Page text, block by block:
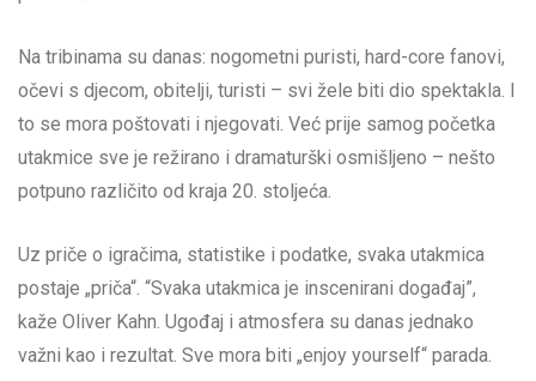
Na tribinama su danas: nogometni puristi, hard-core fanovi,
očevi s djecom, obitelji, turisti – svi žele biti dio spektakla. I
to se mora poštovati i njegovati. Već prije samog početka
utakmice sve je režirano i dramaturški osmišljeno – nešto
potpuno različito od kraja 20. stoljeća.
Uz priče o igračima, statistike i podatke, svaka utakmica
postaje „priča“. “Svaka utakmica je inscenirani događaj”,
kaže Oliver Kahn. Ugođaj i atmosfera su danas jednako
važni kao i rezultat. Sve mora biti „enjoy yourself“ parada.